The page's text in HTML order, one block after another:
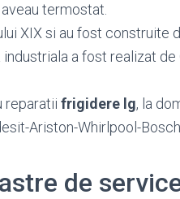
termostat.
XIX si au fost construite
a fost realizat de
reparatii frigidere lg, la
Ariston-Whirlpool-
de